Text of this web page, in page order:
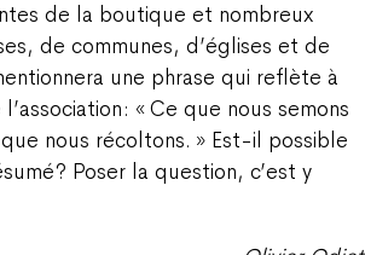
de la boutique et nombreux
de communes, d’églises et de
une phrase qui reflète à
: « Ce que nous semons
nous récoltons. » Est-il possible
? Poser la question, c’est y